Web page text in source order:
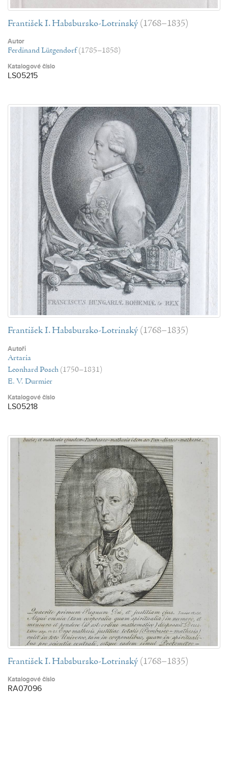
František I. Habsbursko-Lotrinský (1768–1835)
Autor
Ferdinand Lütgendorf (1785–1858)
Katalogové číslo
LS05215
František I. Habsbursko-Lotrinský (1768–1835)
Autoři
Artaria
Leonhard Posch (1750–1831)
E. V. Durmier
Katalogové číslo
LS05218
František I. Habsbursko-Lotrinský (1768–1835)
Katalogové číslo
RA07096